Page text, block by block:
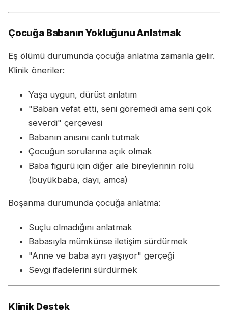
Çocuğa Babanın Yokluğunu Anlatmak
Eş ölümü durumunda çocuğa anlatma zamanla gelir.
Klinik öneriler:
Yaşa uygun, dürüst anlatım
"Baban vefat etti, seni göremedi ama seni çok
severdi" çerçevesi
Babanın anısını canlı tutmak
Çocuğun sorularına açık olmak
Baba figürü için diğer aile bireylerinin rolü
(büyükbaba, dayı, amca)
Boşanma durumunda çocuğa anlatma:
Suçlu olmadığını anlatmak
Babasıyla mümkünse iletişim sürdürmek
"Anne ve baba ayrı yaşıyor" gerçeği
Sevgi ifadelerini sürdürmek
Klinik Destek